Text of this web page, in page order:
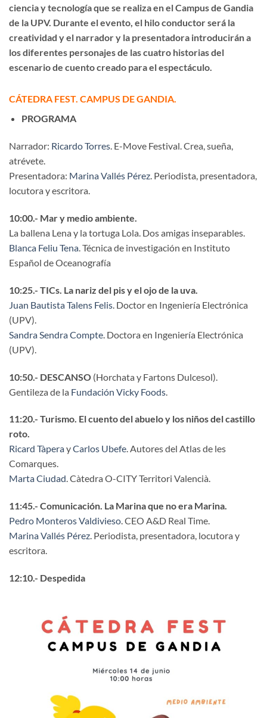
ciencia y tecnología que se realiza en el Campus de Gandia
de la UPV. Durante el evento, el hilo conductor será la
creatividad y el narrador y la presentadora introducirán a
los diferentes personajes de las cuatro historias del
escenario de cuento creado para el espectáculo.
CÁTEDRA FEST. CAMPUS DE GANDIA.
PROGRAMA
Narrador: Ricardo Torres. E-Move Festival. Crea, sueña,
atrévete.
Presentadora: Marina Vallés Pérez. Periodista, presentadora,
locutora y escritora.
10:00.- Mar y medio ambiente.
La ballena Lena y la tortuga Lola. Dos amigas inseparables.
Blanca Feliu Tena. Técnica de investigación en Instituto
Español de Oceanografía
10:25.- TICs. La nariz del pis y el ojo de la uva.
Juan Bautista Talens Felis . Doctor en Ingeniería Electrónica
(UPV).
Sandra Sendra Compte . Doctora en Ingeniería Electrónica
(UPV).
10:50.- DESCANSO (Horchata y Fartons Dulcesol).
Gentileza de la Fundación Vicky Foods
11:20.- Turismo. El cuento del abuelo y los niños del castillo
roto.
Ricard TàperayCarlos Ubefe. Autores del Atlas de les
Comarques.
Marta Ciudad. Càtedra O-CITY Territori Valencià.
11:45.- Comunicación. La Marina que no era Marina.
Pedro Monteros Valdivieso. CEO A&D Real Time.
Marina Vallés Pérez. Periodista, presentadora, locutora y
escritora.
12:10.- Despedida